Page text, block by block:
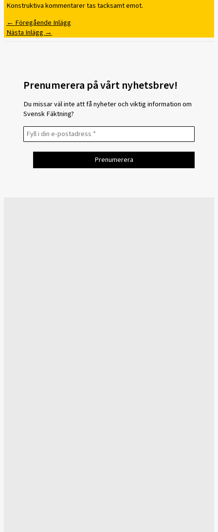
Konstruktiva kommentarer tas tacksamt emot.
← Föregående Inlägg
Nästa Inlägg →
Prenumerera på vårt nyhetsbrev!
Du missar väl inte att få nyheter och viktig information om
Svensk Fäktning?